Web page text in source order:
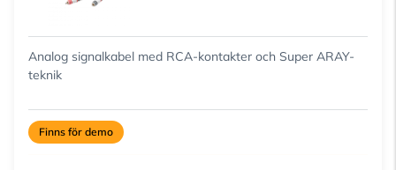
Analog signalkabel med RCA-kontakter och Super ARAY-
teknik
Finns för demo